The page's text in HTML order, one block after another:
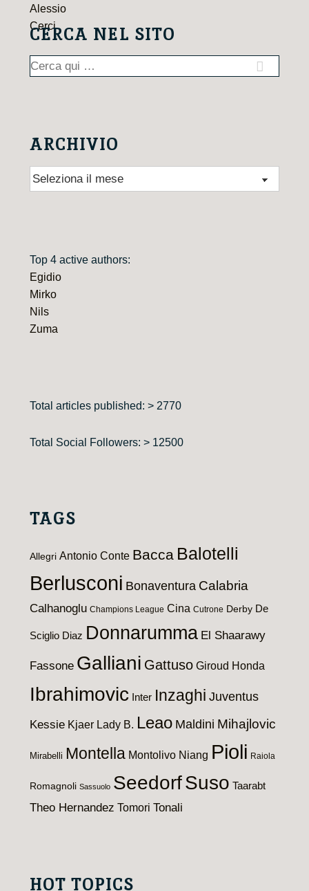
CERCA NEL SITO
Cerca:
ARCHIVIO
Archivio
Top 4 active authors:
Egidio
Mirko
Nils
Zuma
Total articles published: > 2770
Total Social Followers: > 12500
TAGS
Allegri Antonio Conte Bacca Balotelli
Berlusconi Bonaventura Calabria
Calhanoglu Champions League Cina Cutrone Derby De
Sciglio Diaz Donnarumma El Shaarawy
Fassone Galliani Gattuso Giroud Honda
Ibrahimovic Inter Inzaghi Juventus
Kessie Kjaer Lady B. Leao Maldini Mihajlovic
Mirabelli Montella Montolivo Niang Pioli Raiola
Romagnoli Sassuolo SeedorfSuso Taarabt
Theo Hernandez Tomori Tonali
HOT TOPICS